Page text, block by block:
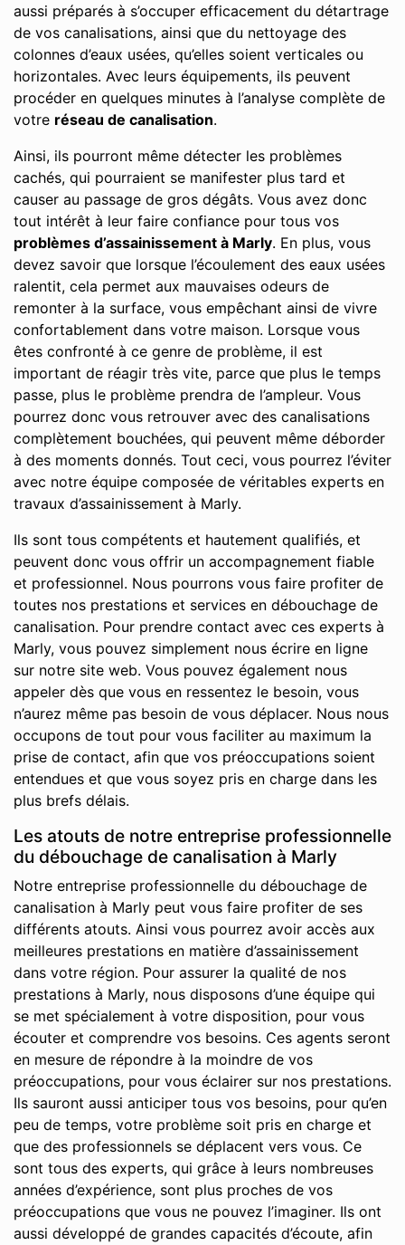
aussi préparés à s’occuper efficacement du détartrage
de vos canalisations, ainsi que du nettoyage des
colonnes d’eaux usées, qu’elles soient verticales ou
horizontales. Avec leurs équipements, ils peuvent
procéder en quelques minutes à l’analyse complète de
votre réseau de canalisation.
Ainsi, ils pourront même détecter les problèmes
cachés, qui pourraient se manifester plus tard et
causer au passage de gros dégâts. Vous avez donc
tout intérêt à leur faire confiance pour tous vos
problèmes d’assainissement à Marly. En plus, vous
devez savoir que lorsque l’écoulement des eaux usées
ralentit, cela permet aux mauvaises odeurs de
remonter à la surface, vous empêchant ainsi de vivre
confortablement dans votre maison. Lorsque vous
êtes confronté à ce genre de problème, il est
important de réagir très vite, parce que plus le temps
passe, plus le problème prendra de l’ampleur. Vous
pourrez donc vous retrouver avec des canalisations
complètement bouchées, qui peuvent même déborder
à des moments donnés. Tout ceci, vous pourrez l’éviter
avec notre équipe composée de véritables experts en
travaux d’assainissement à Marly.
Ils sont tous compétents et hautement qualifiés, et
peuvent donc vous offrir un accompagnement fiable
et professionnel. Nous pourrons vous faire profiter de
toutes nos prestations et services en débouchage de
canalisation. Pour prendre contact avec ces experts à
Marly, vous pouvez simplement nous écrire en ligne
sur notre site web. Vous pouvez également nous
appeler dès que vous en ressentez le besoin, vous
n’aurez même pas besoin de vous déplacer. Nous nous
occupons de tout pour vous faciliter au maximum la
prise de contact, afin que vos préoccupations soient
entendues et que vous soyez pris en charge dans les
plus brefs délais.
Les atouts de notre entreprise professionnelle
du débouchage de canalisation à Marly
Notre entreprise professionnelle du débouchage de
canalisation à Marly peut vous faire profiter de ses
différents atouts. Ainsi vous pourrez avoir accès aux
meilleures prestations en matière d’assainissement
dans votre région. Pour assurer la qualité de nos
prestations à Marly, nous disposons d’une équipe qui
se met spécialement à votre disposition, pour vous
écouter et comprendre vos besoins. Ces agents seront
en mesure de répondre à la moindre de vos
préoccupations, pour vous éclairer sur nos prestations.
Ils sauront aussi anticiper tous vos besoins, pour qu’en
peu de temps, votre problème soit pris en charge et
que des professionnels se déplacent vers vous. Ce
sont tous des experts, qui grâce à leurs nombreuses
années d’expérience, sont plus proches de vos
préoccupations que vous ne pouvez l’imaginer. Ils ont
aussi développé de grandes capacités d’écoute, afin